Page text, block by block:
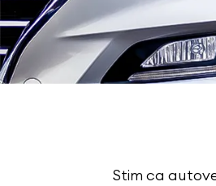
Stim ca